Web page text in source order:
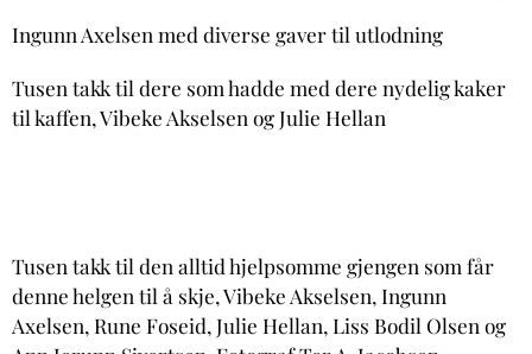
Ingunn Axelsen med diverse gaver til utlodning
Tusen takk til dere som hadde med dere nydelig kaker
til kaffen, Vibeke Akselsen og Julie Hellan
Tusen takk til den alltid hjelpsomme gjengen som får
denne helgen til å skje, Vibeke Akselsen, Ingunn
Axelsen, Rune Foseid, Julie Hellan, Liss Bodil Olsen og